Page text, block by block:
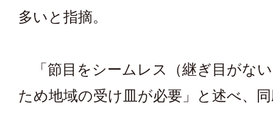
多いと指摘。
「節目をシームレス（継ぎ目がな
ため地域の受け皿が必要」と述べ、